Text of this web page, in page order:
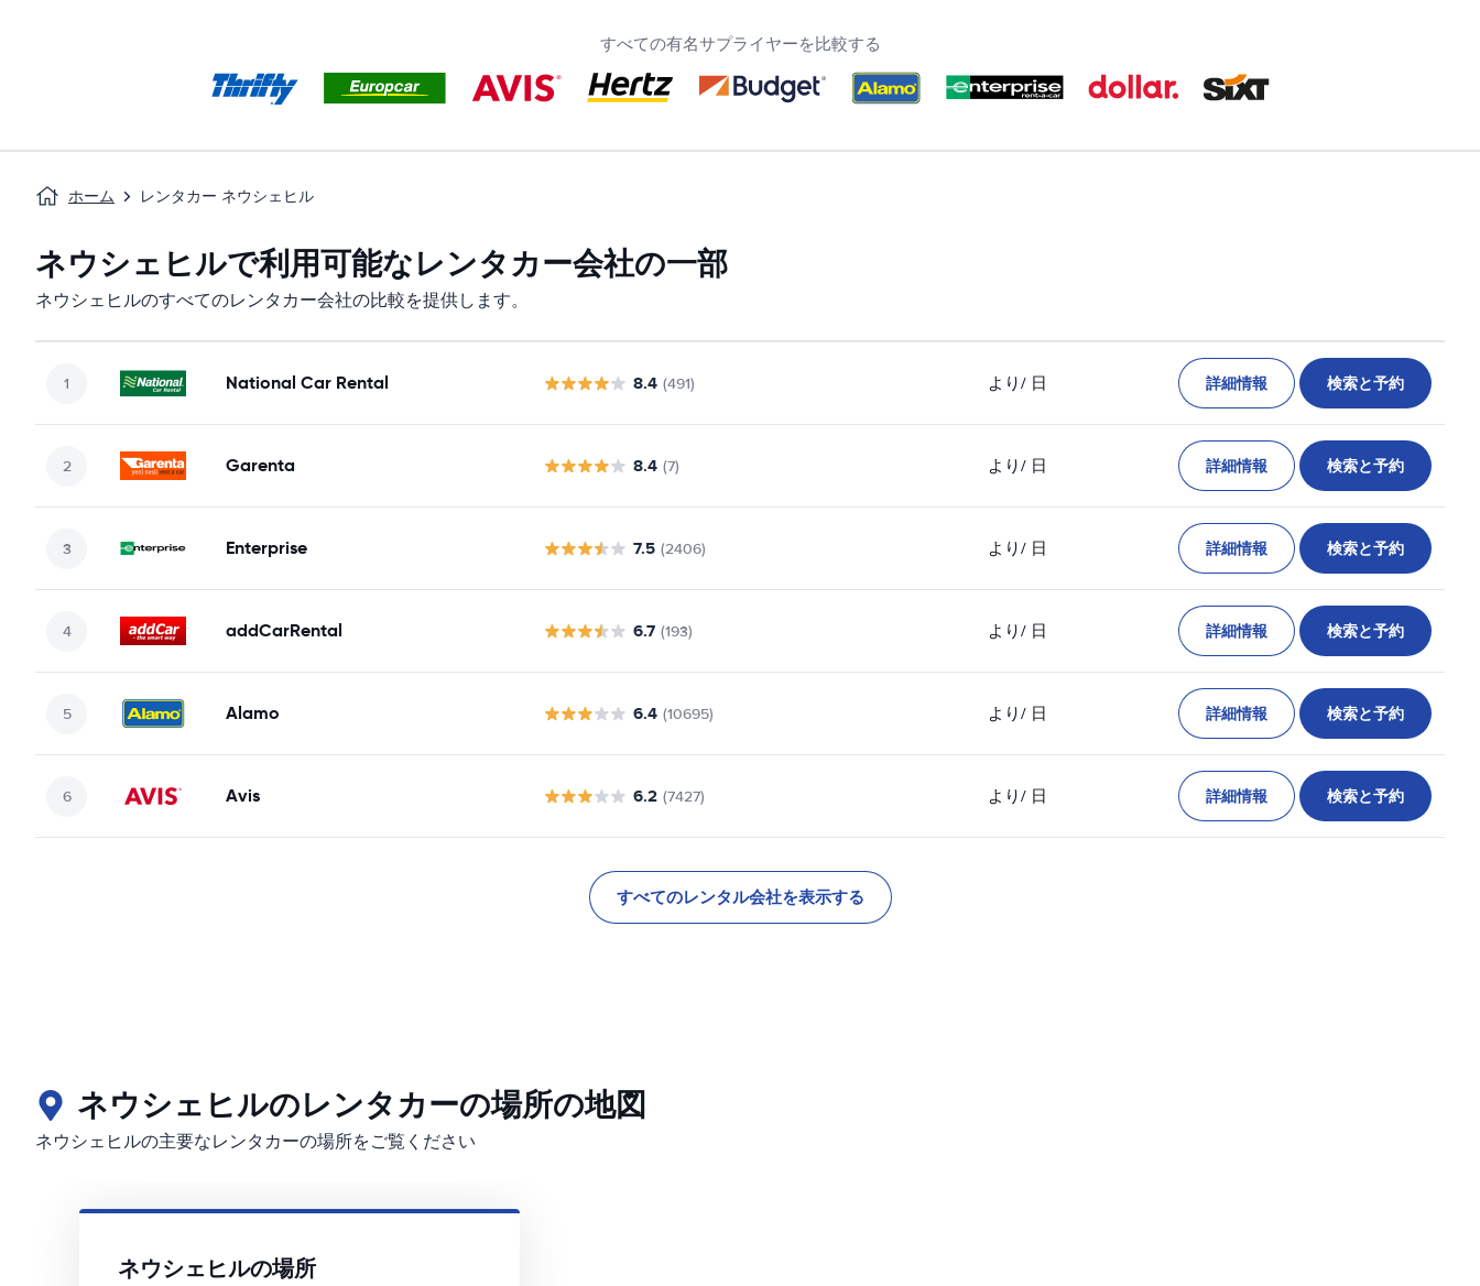
すべての有名サプライヤーを比較する
ホーム レンタカー ネウシェヒル
ネウシェヒルで利用可能なレンタカー会社の一部
ネウシェヒルのすべてのレンタカー会社の比較を提供します。
National Car Rental 8.4 (491) より/ 日 詳細情報 検索と予約
Garenta 8.4 (7) より/ 日 詳細情報 検索と予約
Enterprise 7.5 (2406) より/ 日 詳細情報 検索と予約
addCarRental 6.7 (193) より/ 日 詳細情報 検索と予約
Alamo 6.4 (10695) より/ 日 詳細情報 検索と予約
Avis 6.2 (7427) より/ 日 詳細情報 検索と予約
すべてのレンタル会社を表示する
ネウシェヒルのレンタカーの場所の地図
ネウシェヒルの主要なレンタカーの場所をご覧ください
ネウシェヒルの場所